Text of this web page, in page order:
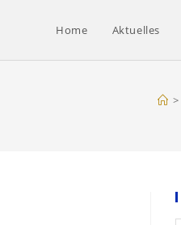
Home Aktuelles
>